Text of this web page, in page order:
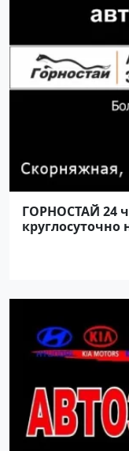
ГОРНОСТАЙ 24
круглосуточно